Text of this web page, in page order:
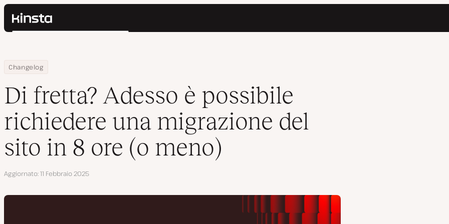
Kinsta®
Prezzi
Contatti
Cerca
Home
Changelog
Di fretta? Adesso è possibile richiedere una migrazione del sito in 8 ore (o meno)
Di fretta? Adesso è possibile
richiedere una migrazione del
sito in 8 ore (o meno)
Aggiornato 11 Febbraio 2025